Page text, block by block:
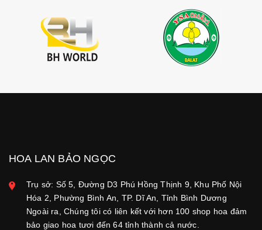
HOA LAN BẢO NGỌC
Trụ sở: Số 5, Đường D3 Phú Hồng Thịnh 9, Khu Phố Nội
Hóa 2, Phường Bình An, TP. Dĩ An, Tỉnh Bình Dương
Ngoài ra, Chúng tôi có liên kết với hơn 100 shop hoa đảm
bảo giao hoa tươi đến 64 tỉnh thành cả nước.